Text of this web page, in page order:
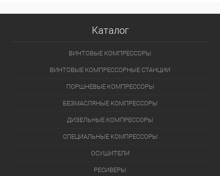
Каталог
ВИНТОВЫЕ КОМПРЕССОРЫ
ВИНТОВЫЕ КОМПРЕССОРНЫЕ СТАНЦИИ
ПОРШНЕВЫЕ КОМПРЕССОРЫ
БЕЗМАСЛЯНЫЕ КОМПРЕССОРЫ
ДИЗЕЛЬНЫЕ КОМПРЕССОРЫ
СПЕЦИАЛЬНЫЕ КОМПРЕССОРЫ
ОСУШИТЕЛИ
РЕСИВЕРЫ